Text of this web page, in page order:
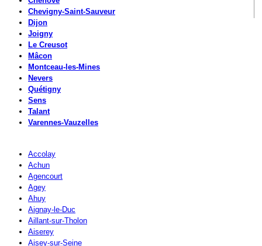
Chevigny-Saint-Sauveur
Dijon
Joigny
Le Creusot
Mâcon
Montceau-les-Mines
Nevers
Quétigny
Sens
Talant
Varennes-Vauzelles
Accolay
Achun
Agencourt
Agey
Ahuy
Aignay-le-Duc
Aillant-sur-Tholon
Aiserey
Aisey-sur-Seine